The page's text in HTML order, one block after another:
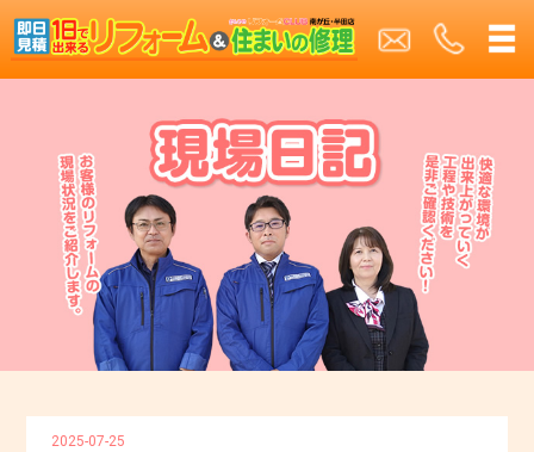
2025-07-25